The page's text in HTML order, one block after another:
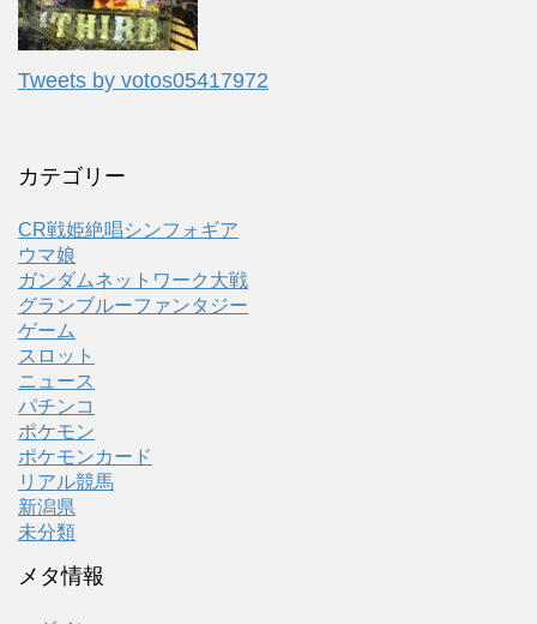
Tweets by votos05417972
カテゴリー
CR戦姫絶唱シンフォギア
ウマ娘
ガンダムネットワーク大戦
グランブルーファンタジー
ゲーム
スロット
ニュース
パチンコ
ポケモン
ポケモンカード
リアル競馬
新潟県
未分類
メタ情報